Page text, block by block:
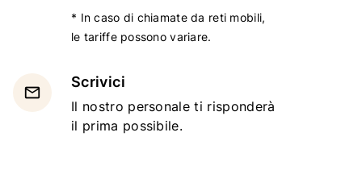
* In caso di chiamate da reti mobili,
le tariffe possono variare.
email
Scrivici
Il nostro personale ti risponderà
il prima possibile.